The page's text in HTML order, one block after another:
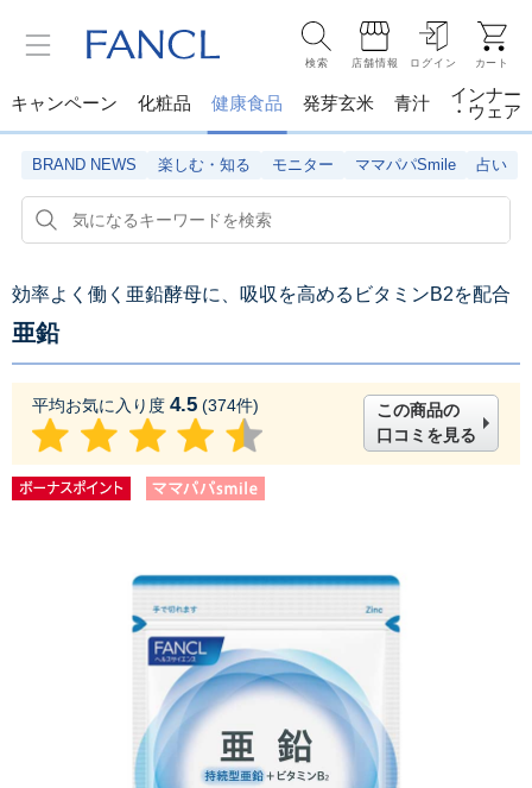
検索 店舗情報 ログイン カート
キャンペーン 化粧品 健康食品 発芽玄米 青汁
インナー
・ウェア
BRAND NEWS 楽しむ・知る モニター ママパパSmile 占い
効率よく働く亜鉛酵母に、吸収を高めるビタミンB2を配合
亜鉛
平均お気に入り度 4.5 (374件)
この商品の
口コミを見る